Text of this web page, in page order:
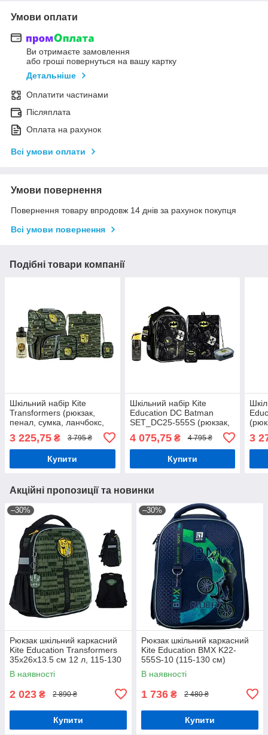
Умови оплати
Ви отримаєте замовлення
або гроші повернуться на вашу картку
Детальніше
Оплатити частинами
Післяплата
Оплата на рахунок
Всі умови оплати
Умови повернення
Повернення товару впродовж 14 днів за рахунок покупця
Всі умови повернення
Подібні товари компанії
Шкільний набір Kite
Transformers (рюкзак,
пенал, сумка, ланчбокс,
пляшка) SET_TF24-501S
3 225,75 ₴ 3 795 ₴
Купити
Шкільний набір Kite
Education DC Batman
SET_DC25-555S (рюкзак,
пенал, сумка, ланчбокс,
пляшка) 115-130 см
4 075,75₴ 4 795 ₴
Купити
145
3
Акційні пропозиції та новинки
–30%
Рюкзак шкільний каркасний
Kite Education Transformers
35x26x13.5 см 12 л, 115-130
см (TF24-555S)
В наявності
2 023 ₴ 2 890 ₴
Купити
–30%
Рюкзак шкільний каркасний
Kite Education BMX K22-
555S-10 (115-130 см)
В наявності
1 736 ₴ 2 480 ₴
Купити